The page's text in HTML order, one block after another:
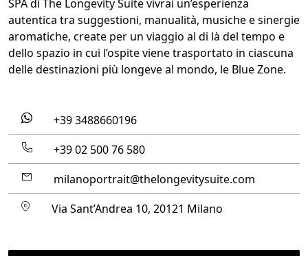
SPA di The Longevity Suite vivrai un’esperienza
autentica tra suggestioni, manualità, musiche e sinergie
aromatiche, create per un viaggio al di là del tempo e
dello spazio in cui l’ospite viene trasportato in ciascuna
delle destinazioni più longeve al mondo, le Blue Zone.
+39 3488660196
+39 02 500 76 580
milanoportrait@thelongevitysuite.com
Via Sant’Andrea 10, 20121 Milano